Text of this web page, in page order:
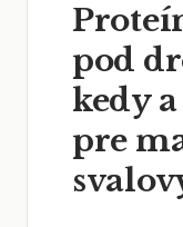
pod
kedy
pre